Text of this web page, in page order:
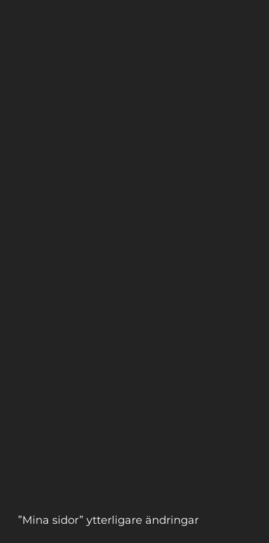
”Mina sidor” ytterligare ändringar